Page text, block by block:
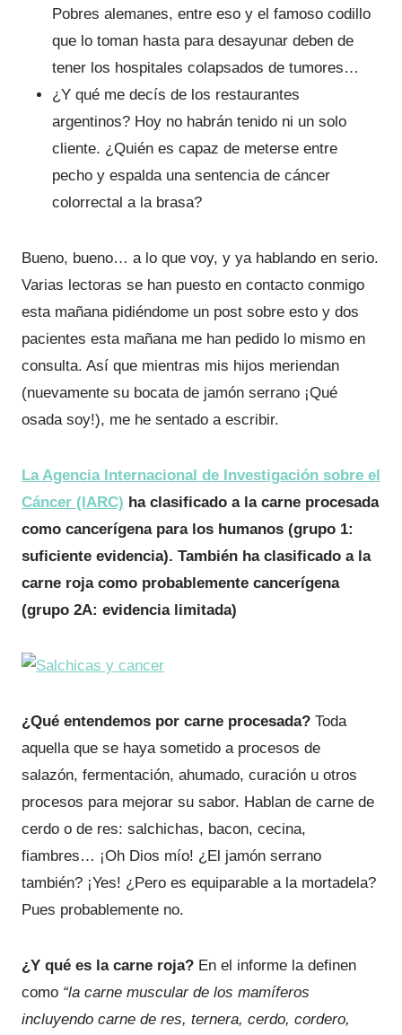
Pobres alemanes, entre eso y el famoso codillo
que lo toman hasta para desayunar deben de
tener los hospitales colapsados de tumores…
¿Y qué me decís de los restaurantes
argentinos? Hoy no habrán tenido ni un solo
cliente. ¿Quién es capaz de meterse entre
pecho y espalda una sentencia de cáncer
colorrectal a la brasa?
Bueno, bueno… a lo que voy, y ya hablando en serio.
Varias lectoras se han puesto en contacto conmigo
esta mañana pidiéndome un post sobre esto y dos
pacientes esta mañana me han pedido lo mismo en
consulta. Así que mientras mis hijos meriendan
(nuevamente su bocata de jamón serrano ¡Qué
osada soy!), me he sentado a escribir.
La Agencia Internacional de Investigación sobre el
Cáncer (IARC) ha clasificado a la carne procesada
como cancerígena para los humanos (grupo 1:
suficiente evidencia). También ha clasificado a la
carne roja como probablemente cancerígena
(grupo 2A: evidencia limitada)
¿Qué entendemos por carne procesada? Toda
aquella que se haya sometido a procesos de
salazón, fermentación, ahumado, curación u otros
procesos para mejorar su sabor. Hablan de carne de
cerdo o de res: salchichas, bacon, cecina,
fiambres… ¡Oh Dios mío! ¿El jamón serrano
también? ¡Yes! ¿Pero es equiparable a la mortadela?
Pues probablemente no.
¿Y qué es la carne roja? En el informe la definen
como “la carne muscular de los mamíferos
incluyendo carne de res, ternera, cerdo, cordero,